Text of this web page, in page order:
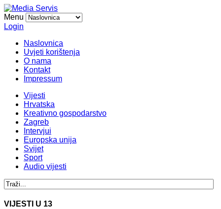
Menu
Login
Naslovnica
Uvjeti korištenja
O nama
Kontakt
Impressum
Vijesti
Hrvatska
Kreativno gospodarstvo
Zagreb
Intervjui
Europska unija
Svijet
Sport
Audio vijesti
VIJESTI U 13